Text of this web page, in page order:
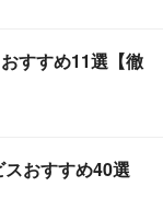
すすめ11選【徹
おすすめ40選